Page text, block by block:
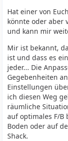
Hat einer von
könnte oder aber
und kann mir
Mir ist bekannt,
ist und dass es
jeder... Die
Gegebenheiten
Einstellungen
ich diesen Weg
räumliche
auf optimales F/
Boden oder auf
Shack.